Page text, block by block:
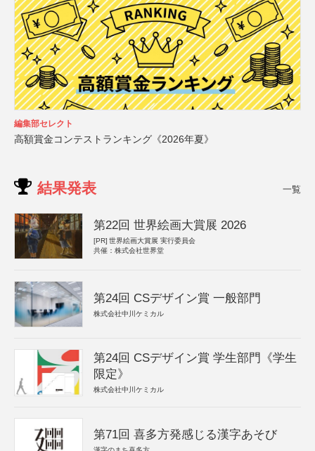
編集部セレクト
高額賞金コンテストランキング《2026年夏》
結果発表 一覧
第22回 世界絵画大賞展 2026
[PR] 世界絵画大賞展 実行委員会
共催：株式会社世界堂
第24回 CSデザイン賞 一般部門
株式会社中川ケミカル
第24回 CSデザイン賞 学生部門《学生
限定》
株式会社中川ケミカル
第71回 喜多方発感じる漢字あそび